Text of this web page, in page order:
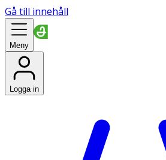
Gå till innehåll
Meny
Logga in